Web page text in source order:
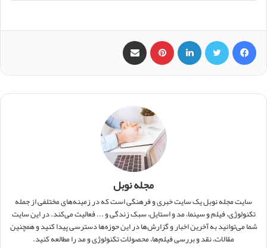
‫پین‌ترست
مجله نوبل
سایت مجله نوبل یک سایت خبری و فرهنگی است که در زمینه‌های مختلفی از جمله
تکنولوژی، فیلم و سینما، مد و استایل، سبک زندگی و ... فعالیت می‌کند. در این سایت
شما می‌توانید به آخرین اخبار و گزارش‌ها در این حوزه‌ها دسترسی پیدا کنید و همچنین
مقالات، نقد و بررسی فیلم‌ها، محصولات تکنولوژی و مد را مطالعه کنید.